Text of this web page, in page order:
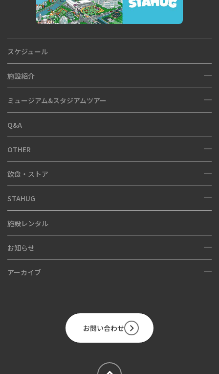
スケジュール
施設紹介
座席図
アクセス・駐車場
ピースウォール・モニュメント
ミュージアム&スタジアムツアー
ミュージアム
スタジアムツアー
Q&A
OTHER
ピースポダイアログツアー
飲食・ストア
FOOD
SHOP
STAHUG
About
STAHUG Blog
Instagram
施設レンタル
お知らせ
NEWS
アーカイブ
お問い合わせ